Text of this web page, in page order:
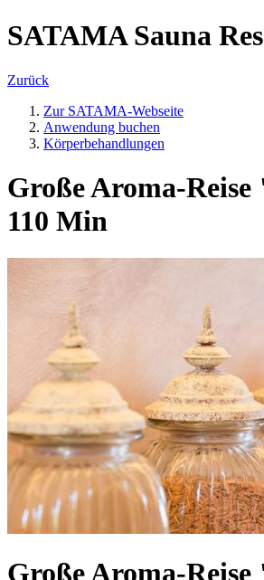
SATAMA Sauna
Zurück
Zur SATAMA-Webseite
Anwendung buchen
Körperbehandlungen
Große Aroma-
110 Min
Große Aroma-